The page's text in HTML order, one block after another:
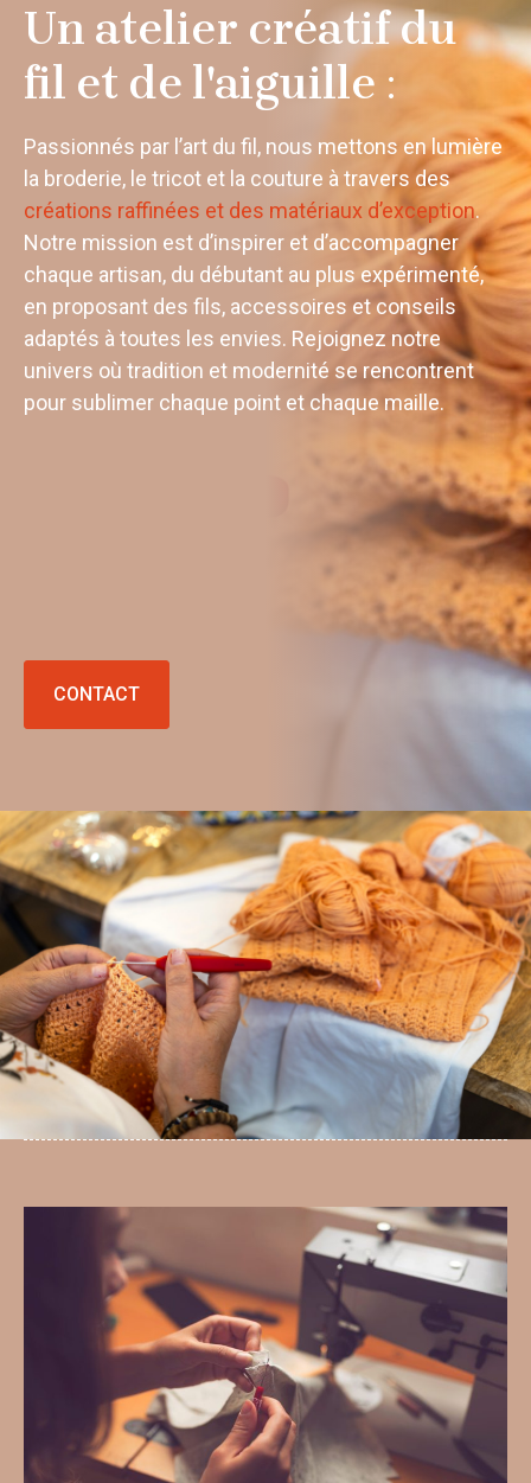
Un atelier créatif du
fil et de l'aiguille :
Passionnés par l’art du fil, nous mettons en lumière
la broderie, le tricot et la couture à travers des
créations raffinées et des matériaux d’exception.
Notre mission est d’inspirer et d’accompagner
chaque artisan, du débutant au plus expérimenté,
en proposant des fils, accessoires et conseils
adaptés à toutes les envies. Rejoignez notre
univers où tradition et modernité se rencontrent
pour sublimer chaque point et chaque maille.
CONTACT